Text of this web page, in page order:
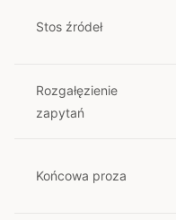
Stos źródeł
Rozgałęzienie
zapytań
Końcowa proza